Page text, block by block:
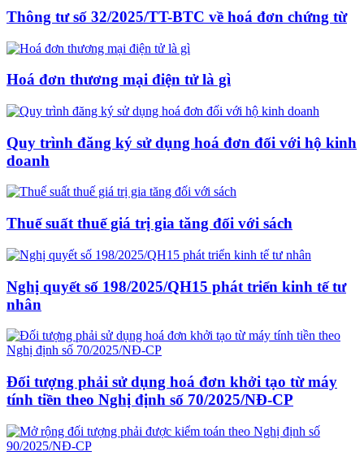
Thông tư số 32/2025/TT-BTC về hoá đơn chứng từ
Hoá đơn thương mại điện tử là gì
Quy trình đăng ký sử dụng hoá đơn đối với hộ kinh
doanh
Thuế suất thuế giá trị gia tăng đối với sách
Nghị quyết số 198/2025/QH15 phát triển kinh tế tư
nhân
Đối tượng phải sử dụng hoá đơn khởi tạo từ máy
tính tiền theo Nghị định số 70/2025/NĐ-CP